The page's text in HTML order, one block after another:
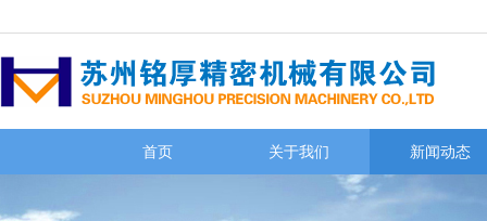
首页 关于我们 新闻动态